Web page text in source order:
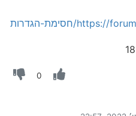
https://forum.safera.co.il/topic/350/חסימת-הגדרות
0